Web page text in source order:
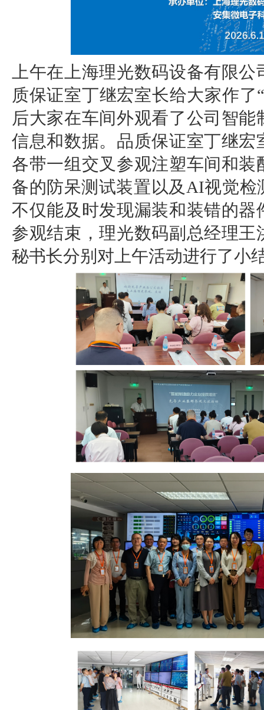
上午在上海理光数码设备有限
质保证室丁继宏室长给大家作
后大家在车间外观看了公司智
信息和数据。品质保证室丁继
各带一组交叉参观注塑车间和
备的防呆测试装置以及AI视觉
不仅能及时发现漏装和装错的
参观结束，理光数码副总经理
秘书长分别对上午活动进行了小